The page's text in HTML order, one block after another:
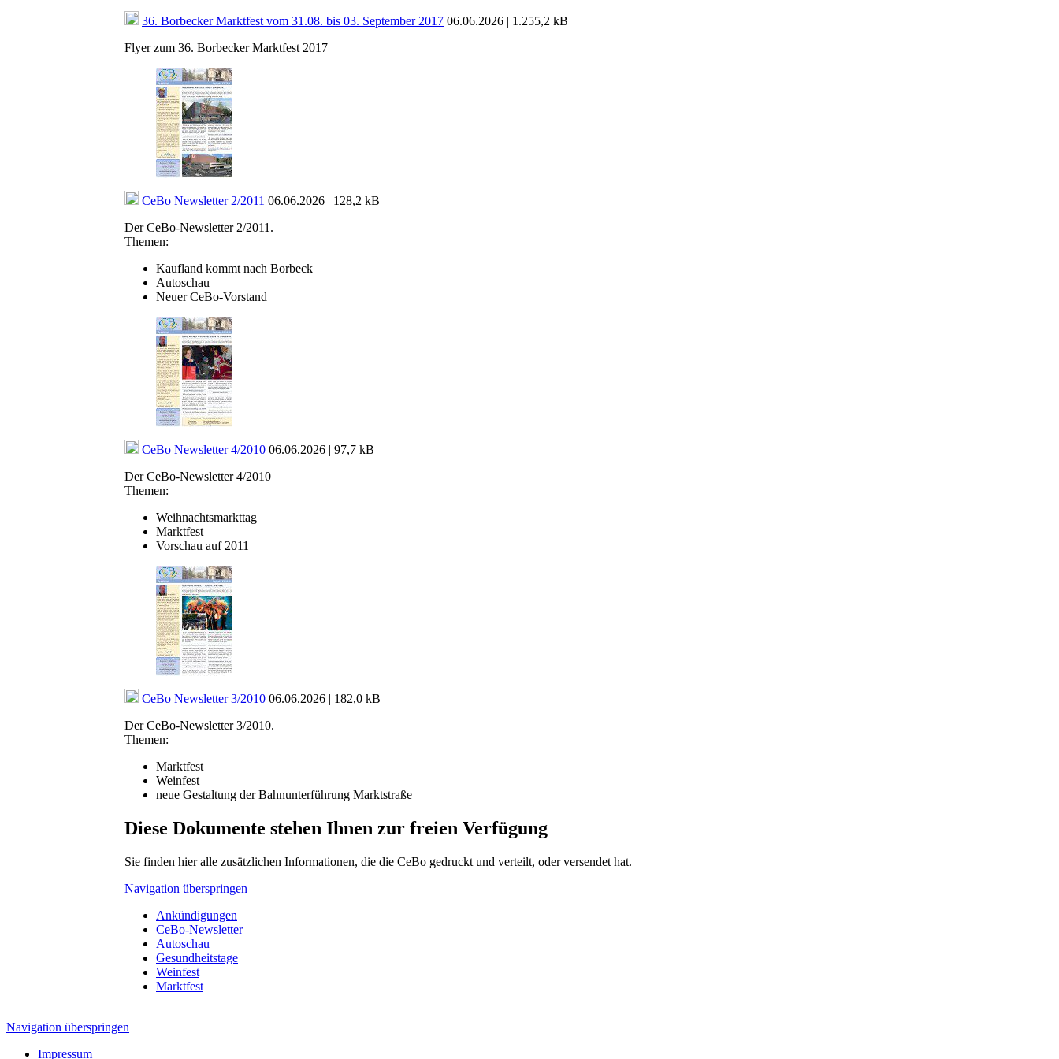
36. Borbecker Marktfest vom 31.08. bis 03. September 2017 06.06.2026 | 1.255,2 kB
Flyer zum 36. Borbecker Marktfest 2017
CeBo Newsletter 2/2011 06.06.2026 | 128,2 kB
Der CeBo-Newsletter 2/2011.
Themen:
Kaufland kommt nach Borbeck
Autoschau
Neuer CeBo-Vorstand
CeBo Newsletter 4/2010 06.06.2026 | 97,7 kB
Der CeBo-Newsletter 4/2010
Themen:
Weihnachtsmarkttag
Marktfest
Vorschau auf 2011
CeBo Newsletter 3/2010 06.06.2026 | 182,0 kB
Der CeBo-Newsletter 3/2010.
Themen:
Marktfest
Weinfest
neue Gestaltung der Bahnunterführung Marktstraße
Diese Dokumente stehen Ihnen zur freien Verfügung
Sie finden hier alle zusätzlichen Informationen, die die CeBo gedruckt und verteilt, oder versendet hat.
Navigation überspringen
Ankündigungen
CeBo-Newsletter
Autoschau
Gesundheitstage
Weinfest
Marktfest
Navigation überspringen
Impressum